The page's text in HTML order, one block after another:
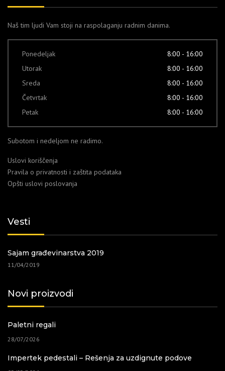
Naš tim ljudi Vam stoji na raspolaganju radnim danima.
Ponedeljak
8:00 - 16:00
Utorak
8:00 - 16:00
Sreda
8:00 - 16:00
Četvrtak
8:00 - 16:00
Petak
8:00 - 16:00
Subotom i nedeljom ne radimo.
Uslovi koriščenja
Pravila o privatnosti i zaštita podataka
Opšti uslovi poslovanja
Vesti
Sajam građevinarstva 2019
11/04/2019
Novi proizvodi
Paletni regali
28/07/2026
Impertek pedestali – Rešenja za uzdignute podove